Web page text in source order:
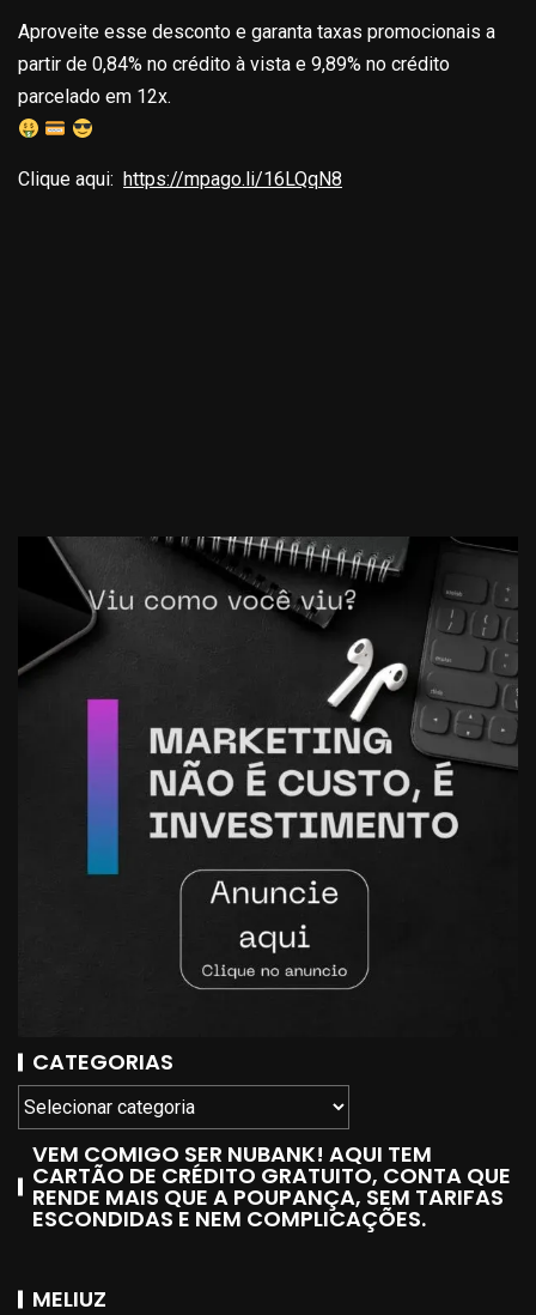
Aproveite esse desconto e garanta taxas promocionais a
partir de 0,84% no crédito à vista e 9,89% no crédito
parcelado em 12x.
Clique aqui: https://mpago.li/16LQqN8
CATEGORIAS
VEM COMIGO SER NUBANK! AQUI TEM
CARTÃO DE CRÉDITO GRATUITO, CONTA QUE
RENDE MAIS QUE A POUPANÇA, SEM TARIFAS
ESCONDIDAS E NEM COMPLICAÇÕES.
MELIUZ